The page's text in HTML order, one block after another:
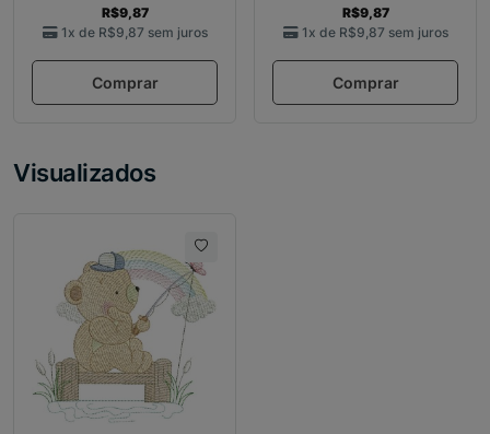
R$9,87
1x de R$9,87 sem juros
Comprar
R$9,87
1x de R$9,87 sem juros
Comprar
Visualizados